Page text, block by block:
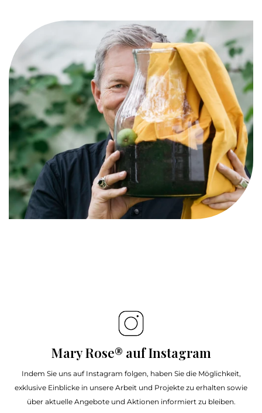
Mary Rose® auf Instagram
Indem Sie uns auf Instagram folgen, haben Sie die Möglichkeit,
exklusive Einblicke in unsere Arbeit und Projekte zu erhalten sowie
über aktuelle Angebote und Aktionen informiert zu bleiben.